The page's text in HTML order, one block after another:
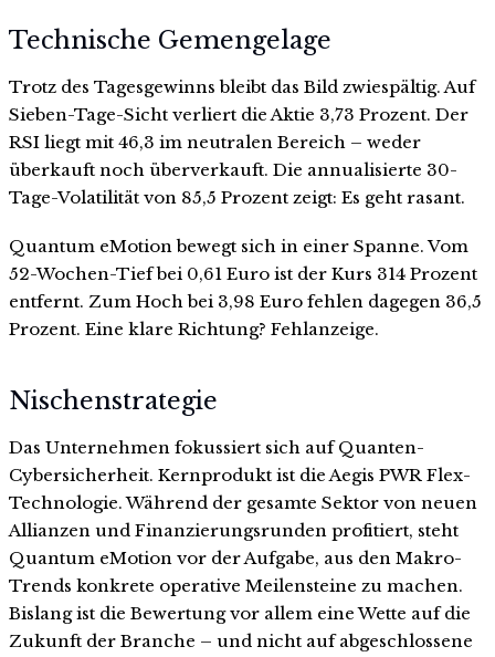
Technische Gemengelage
Trotz des Tagesgewinns bleibt das Bild zwiespältig. Auf
Sieben-Tage-Sicht verliert die Aktie 3,73 Prozent. Der
RSI liegt mit 46,3 im neutralen Bereich – weder
überkauft noch überverkauft. Die annualisierte 30-
Tage-Volatilität von 85,5 Prozent zeigt: Es geht rasant.
Quantum eMotion bewegt sich in einer Spanne. Vom
52-Wochen-Tief bei 0,61 Euro ist der Kurs 314 Prozent
entfernt. Zum Hoch bei 3,98 Euro fehlen dagegen 36,5
Prozent. Eine klare Richtung? Fehlanzeige.
Nischenstrategie
Das Unternehmen fokussiert sich auf Quanten-
Cybersicherheit. Kernprodukt ist die Aegis PWR Flex-
Technologie. Während der gesamte Sektor von neuen
Allianzen und Finanzierungsrunden profitiert, steht
Quantum eMotion vor der Aufgabe, aus den Makro-
Trends konkrete operative Meilensteine zu machen.
Bislang ist die Bewertung vor allem eine Wette auf die
Zukunft der Branche – und nicht auf abgeschlossene